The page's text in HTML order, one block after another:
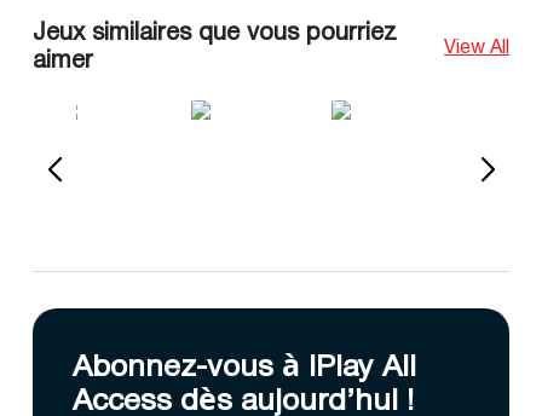
Jeux similaires que vous pourriez
aimer
View All
Abonnez-vous à IPlay All
Access dès aujourd’hui !